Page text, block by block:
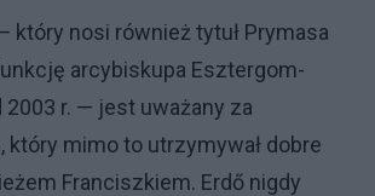
który nosi również tytuł Prymasa
arcybiskupa Esztergom-
2003 r. — jest uważany za
który mimo to utrzymywał dobre
Franciszkiem. Erdő nigdy